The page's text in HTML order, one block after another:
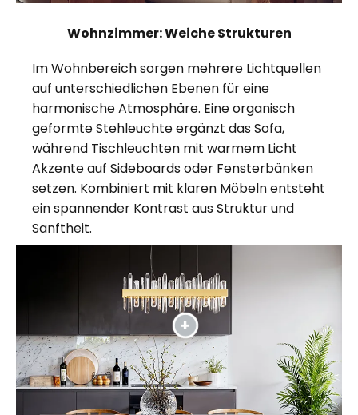
Wohnzimmer: Weiche Strukturen
Im Wohnbereich sorgen mehrere Lichtquellen
auf unterschiedlichen Ebenen für eine
harmonische Atmosphäre. Eine organisch
geformte Stehleuchte ergänzt das Sofa,
während Tischleuchten mit warmem Licht
Akzente auf Sideboards oder Fensterbänken
setzen. Kombiniert mit klaren Möbeln entsteht
ein spannender Kontrast aus Struktur und
Sanftheit.